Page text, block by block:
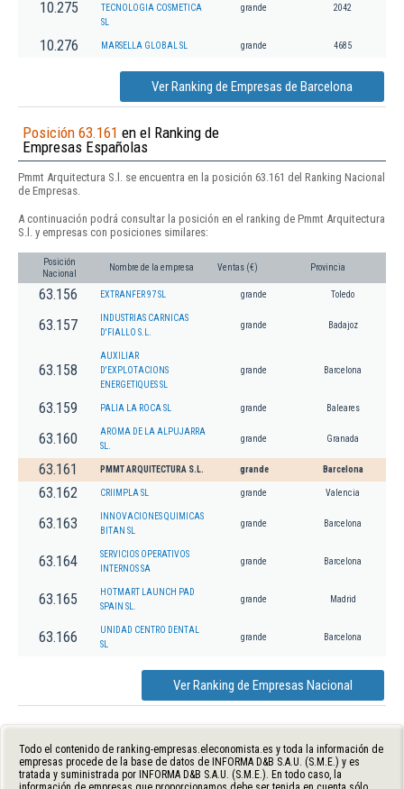
10.275
TECNOLOGIA COSMETICA
SL
grande 2042
10.276 MARSELLA GLOBAL SL grande 4685
Ver Ranking de Empresas de Barcelona
Posición 63.161 en el Ranking de
Empresas Españolas
Pmmt Arquitectura S.l. se encuentra en la posición 63.161 del Ranking Nacional
de Empresas.
A continuación podrá consultar la posición en el ranking de Pmmt Arquitectura
S.l. y empresas con posiciones similares:
Posición
Nacional
Nombre de la empresa Ventas (€) Provincia
63.156 EXTRANFER 97 SL grande Toledo
63.157
INDUSTRIAS CARNICAS
D'FIALLO S.L.
grande Badajoz
63.158
AUXILIAR
D'EXPLOTACIONS
ENERGETIQUES SL
grande Barcelona
63.159 PALIA LA ROCA SL grande Baleares
63.160
AROMA DE LA ALPUJARRA
SL.
grande Granada
63.161 PMMT ARQUITECTURA S.L. grande Barcelona
63.162 CRIIMPLA SL grande Valencia
63.163
INNOVACIONES QUIMICAS
BITAN SL
grande Barcelona
63.164
SERVICIOS OPERATIVOS
INTERNOS SA
grande Barcelona
63.165
HOTMART LAUNCH PAD
SPAIN SL.
grande Madrid
63.166
UNIDAD CENTRO DENTAL
SL
grande Barcelona
Ver Ranking de Empresas Nacional
Todo el contenido de ranking-empresas.eleconomista.es y toda la información de
empresas procede de la base de datos de INFORMA D&B S.A.U. (S.M.E.) y es
tratada y suministrada por INFORMA D&B S.A.U. (S.M.E.). En todo caso, la